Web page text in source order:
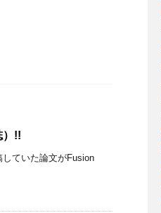
!!
ていた論文がFusion